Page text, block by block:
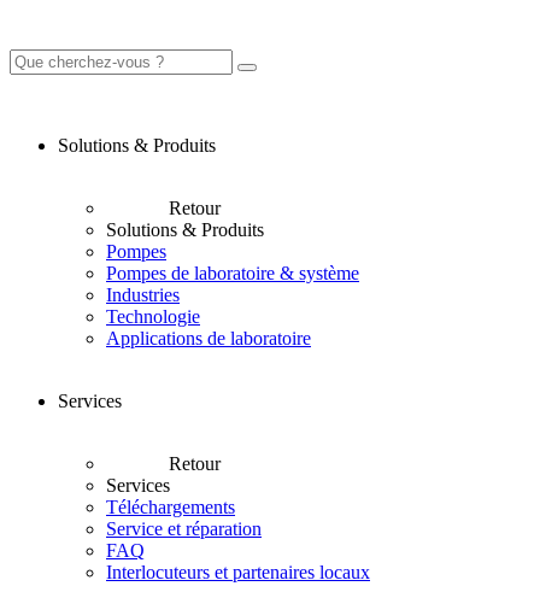
Solutions & Produits
Retour
Solutions & Produits
Pompes
Pompes de laboratoire & système
Industries
Technologie
Applications de laboratoire
Services
Retour
Services
Téléchargements
Service et réparation
FAQ
Interlocuteurs et partenaires locaux